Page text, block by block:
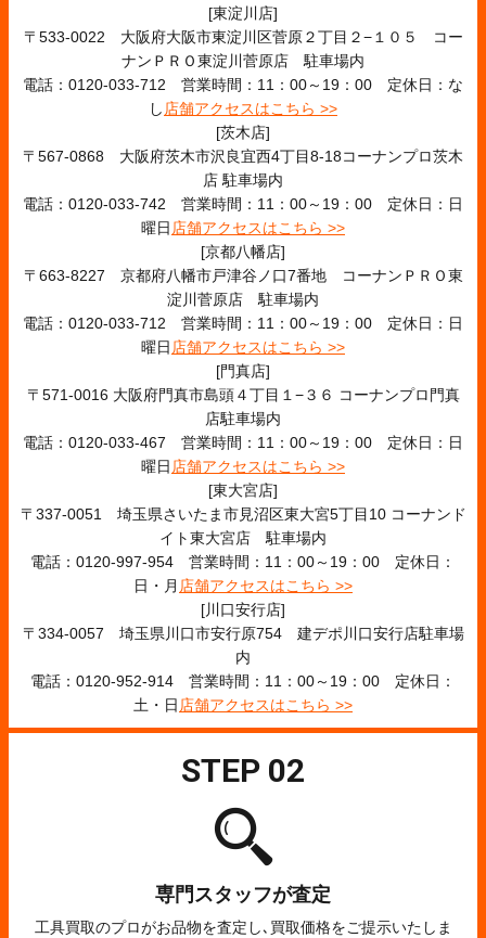
[東淀川店]
〒533-0022 大阪府大阪市東淀川区菅原２丁目２−１０５ コー
ナンＰＲＯ東淀川菅原店 駐車場内
電話：0120-033-712 営業時間：11：00～19：00 定休日：な
し店舗アクセスはこちら >>
[茨木店]
〒567-0868 大阪府茨木市沢良宜西4丁目8-18コーナンプロ茨木
店 駐車場内
電話：0120-033-742 営業時間：11：00～19：00 定休日：日
曜日店舗アクセスはこちら >>
[京都八幡店]
〒663-8227 京都府八幡市戸津谷ノ口7番地 コーナンＰＲＯ東
淀川菅原店 駐車場内
電話：0120-033-712 営業時間：11：00～19：00 定休日：日
曜日店舗アクセスはこちら >>
[門真店]
〒571-0016 大阪府門真市島頭４丁目１−３６ コーナンプロ門真
店駐車場内
電話：0120-033-467 営業時間：11：00～19：00 定休日：日
曜日店舗アクセスはこちら >>
[東大宮店]
〒337-0051 埼玉県さいたま市見沼区東大宮5丁目10 コーナンド
イト東大宮店 駐車場内
電話：0120-997-954 営業時間：11：00～19：00 定休日：
日・月 店舗アクセスはこちら >>
[川口安行店]
〒334-0057 埼玉県川口市安行原754 建デポ川口安行店駐車場
内
電話：0120-952-914 営業時間：11：00～19：00 定休日：
土・日店舗アクセスはこちら >>
STEP 02
専門スタッフが査定
工具買取のプロがお品物を査定し､買取価格をご提示いたしま